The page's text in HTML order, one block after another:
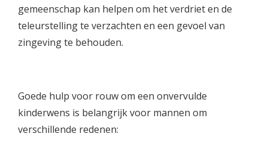
gemeenschap kan helpen om het verdriet en de
teleurstelling te verzachten en een gevoel van
zingeving te behouden.
Goede hulp voor rouw om een onvervulde
kinderwens is belangrijk voor mannen om
verschillende redenen: